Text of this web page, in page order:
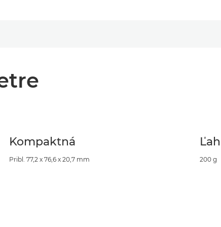
Kompaktná
Pribl. 77,2 x 76,6 x 20,7 mm 200 g